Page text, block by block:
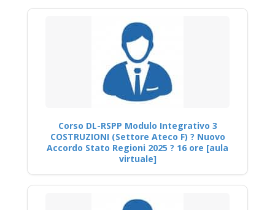
Corso DL-RSPP Modulo Integrativo 3
COSTRUZIONI (Settore Ateco F) ? Nuovo
Accordo Stato Regioni 2025 ? 16 ore [aula
virtuale]